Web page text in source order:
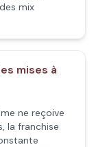
mix
mises à
ne reçoive
la franchise